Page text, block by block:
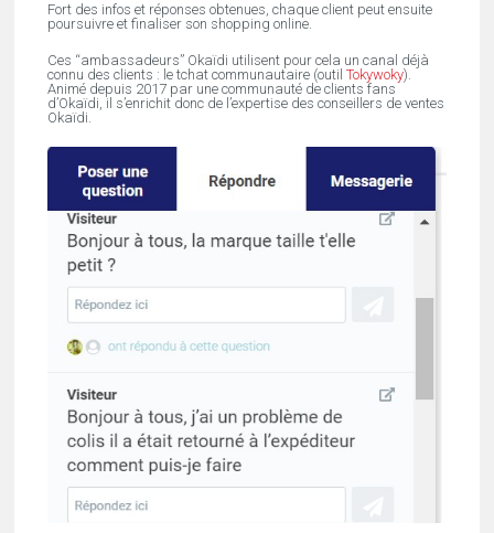
Fort des infos et réponses obtenues, chaque client peut ensuite
poursuivre et finaliser son shopping online.
Ces “ambassadeurs” Okaïdi utilisent pour cela un canal déjà
connu des clients : le tchat communautaire (outil Tokywoky).
Animé depuis 2017 par une communauté de clients fans
d’Okaïdi, il s’enrichit donc de l’expertise des conseillers de ventes
Okaïdi.